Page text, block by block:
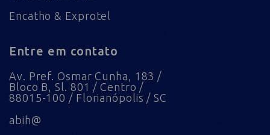
Encatho & Exprotel
Entre em contato
Av. Pref. Osmar Cunha, 183 /
Bloco B, Sl. 801 / Centro /
88015-100 / Florianópolis / SC
abih@